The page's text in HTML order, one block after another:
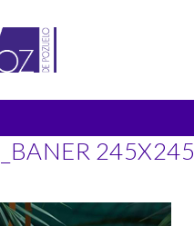
245X245